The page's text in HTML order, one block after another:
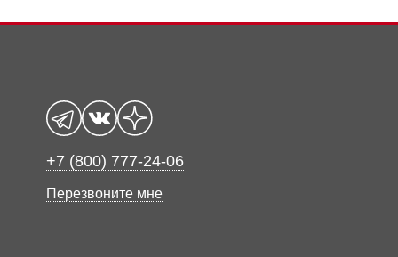
+7 (800) 777-24-06
Перезвоните мне